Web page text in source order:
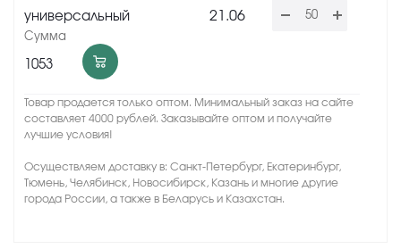
универсальный 21.06
1053
Товар продается только оптом. Минимальный заказ на сайте
составляет 4000 рублей. Заказывайте оптом и получайте
лучшие условия!
Осуществляем доставку в: Санкт-Петербург, Екатеринбург,
Тюмень, Челябинск, Новосибирск, Казань и многие другие
города России, а также в Беларусь и Казахстан.